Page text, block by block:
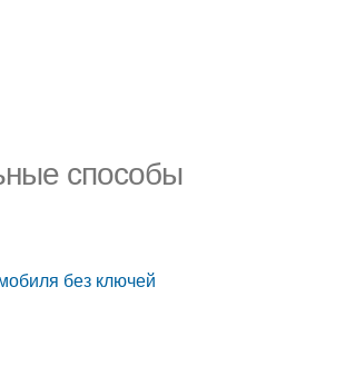
способы
без ключей